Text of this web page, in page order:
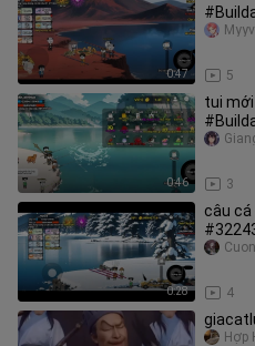
0:47 5
0:46
tui
3
0:28
câu
4
Hợp